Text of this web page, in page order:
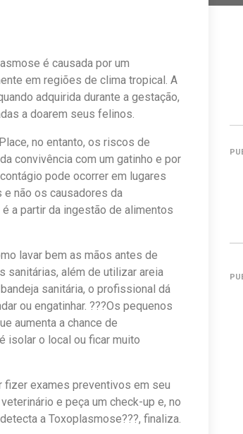
é causada por um
em regiões de clima tropical. A
adquirida durante a gestação,
a doarem seus felinos.
no entanto, os riscos de
convivência com um gatinho e por
pode ocorrer em lugares
não os causadores da
a partir da ingestão de alimentos
lavar bem as mãos antes de
sanitárias, além de utilizar areia
sanitária, o profissional dá
ou engatinhar. ???Os pequenos
aumenta a chance de
isolar o local ou ficar muito
fizer exames preventivos em seu
e peça um check-up e, no
a Toxoplasmose???, finaliza.